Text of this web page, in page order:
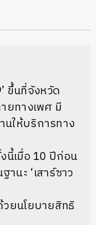
ขึ้นที่จังหวัด
ยทางเพศ มี
ให้บริการทาง
นี้เมื่อ 10 ปีก่อน
นะ ‘เสาร์ซาว
ยนโยบายสิทธิ